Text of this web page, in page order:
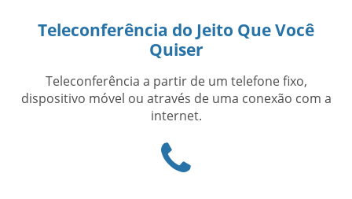
Teleconferência do Jeito Que Você
Quiser
Teleconferência a partir de um telefone fixo,
dispositivo móvel ou através de uma conexão com a
internet.
icon